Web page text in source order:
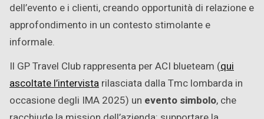
dell’evento e i clienti, creando opportunità di relazione e
approfondimento in un contesto stimolante e
informale.
Il GP Travel Club rappresenta per ACI blueteam (qui
ascoltate l’intervista rilasciata dalla Tmc lombarda in
occasione degli IMA 2025) un evento simbolo, che